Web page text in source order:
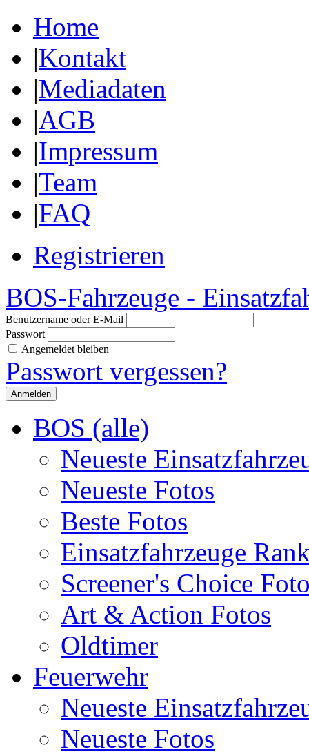
Home
|Kontakt
|Mediadaten
|AGB
|Impressum
|Team
|FAQ
Registrieren
BOS-Fahrzeuge -
Benutzername oder E-Mail
Passwort
Angemeldet bleiben
Passwort vergessen?
BOS (alle)
Neueste
Neueste Fotos
Beste Fotos
Einsatzfahrzeuge
Screener's Choice
Art & Action Fotos
Oldtimer
Feuerwehr
Neueste
Neueste Fotos